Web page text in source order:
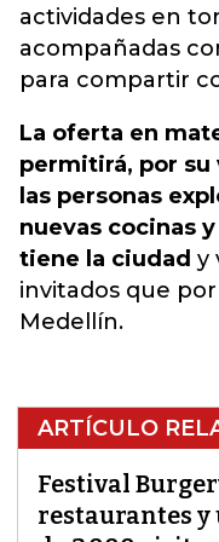
actividades en
acompañadas
para compartir
La oferta en
permitirá, por su
las personas
nuevas cocinas
tiene la ciudad y
invitados que
Medellín.
ARTÍCULO
Festival
restaurantes y